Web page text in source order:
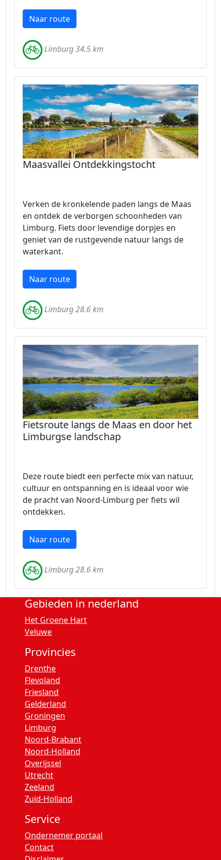
Naar route
Limburg 34.5 km
Maasvallei Ontdekkingstocht
Verken de kronkelende paden langs de Maas
en ontdek de verborgen schoonheden van
Limburg. Fiets door levendige dorpjes en
geniet van de rustgevende natuur langs de
waterkant.
Naar route
Limburg 28.6 km
Fietsroute langs de Maas en door het
Limburgse landschap
Deze route biedt een perfecte mix van natuur,
cultuur en ontspanning en is ideaal voor wie
de pracht van Noord-Limburg per fiets wil
ontdekken.
Naar route
Limburg 28.6 km
Gebieden in nederland
Het Groene Hart
Veluwe
Provincies
Drenthe
Flevoland
Friesland
Gelderland
Groningen
Limburg
Noord-Brabant
Noord-Holland
Overijssel
Utrecht
Zeeland
Zuid-Holland
Service
Ondernemer portaal
Contact